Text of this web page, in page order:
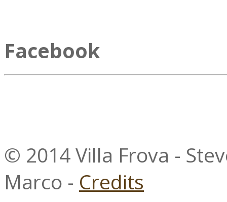
Facebook
© 2014 Villa Frova -
Marco - Credits